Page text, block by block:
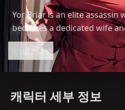
Yor Briar is an elite assassin
becomes a dedicated wife
Family*. Her powerful
only by her deep love for
Read more
캐릭터 세부 정보